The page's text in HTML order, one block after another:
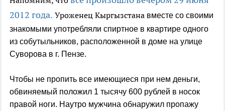
2012 года. Уроженец Кыргызстана вместе со своими
знакомыми употребляли спиртное в квартире одного
из собутыльников, расположенной в доме на улице
Суворова в г. Пензе.
Чтобы не пропить все имеющиеся при нем деньги,
обвиняемый положил 1 тысячу 600 рублей в носок
правой ноги. Наутро мужчина обнаружил пропажу